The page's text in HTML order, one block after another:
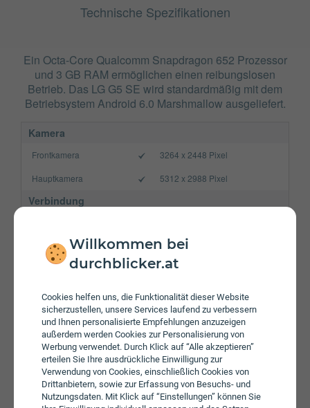
Willkommen bei
durchblicker.at
Cookies helfen uns, die Funktionalität dieser Website
sicherzustellen, unsere Services laufend zu verbessern
und Ihnen personalisierte Empfehlungen anzuzeigen
außerdem werden Cookies zur Personalisierung von
Werbung verwendet. Durch Klick auf “Alle akzeptieren”
erteilen Sie Ihre ausdrückliche Einwilligung zur
Verwendung von Cookies, einschließlich Cookies von
Drittanbietern, sowie zur Erfassung von Besuchs- und
Nutzungsdaten. Mit Klick auf “Einstellungen” können Sie
Technische Spezifikationen
Ein Octa-Core Qualcomm Snapdragon 652 Prozessor
und 3 GB RAM ermöglichen einen reibungslosen
Betrieb. Das LG G5 SE wird standardmäßig mit dem
Betriebsystem Android 6.0 Marshmallow ausgeliefert.
Kamera
Frontkamera
3264 x 2448 Pixel
Hauptkamera
5312 x 2988 Pixel
Verbindung
NFC
Gerät
Akku
2800 mAh
Speicherkarte
max. 256 GB
Betriebssystem
Android 6.0 Marshmallow
Prozessor
Octa-Core